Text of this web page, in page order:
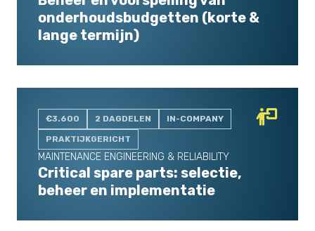
onderhoudsbudgetten (korte &
lange termijn)
€3.600 2 DAGDELEN IN-COMPANY
PRAKTIJKGERICHT
MAINTENANCE ENGINEERING & RELIABILITY
Critical spare parts: selectie,
beheer en implementatie